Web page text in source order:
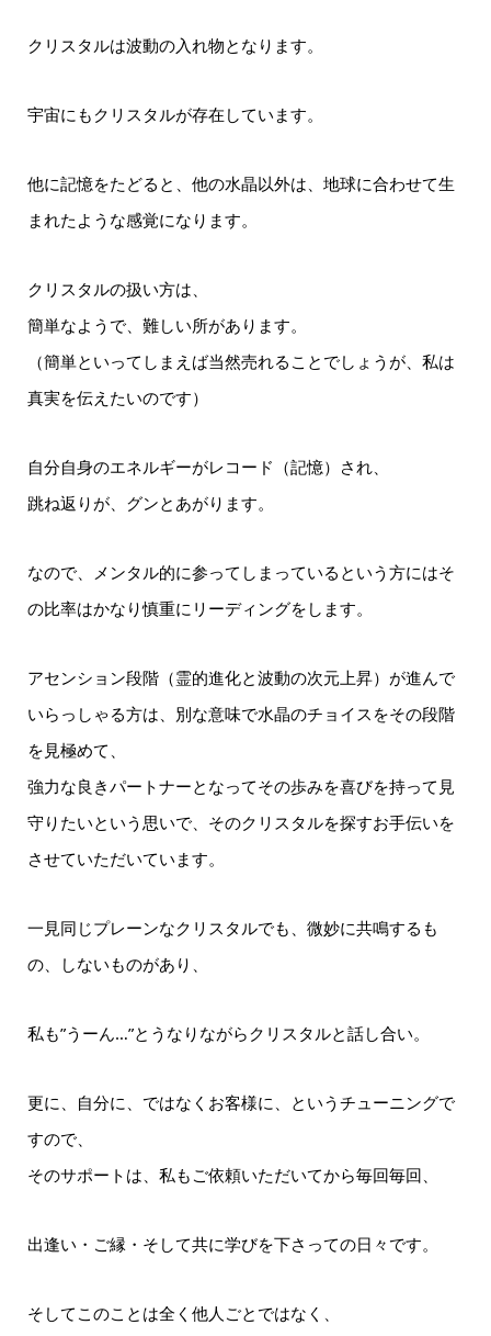
クリスタルは波動の入れ物となります。
宇宙にもクリスタルが存在しています。
他に記憶をたどると、他の水晶以外は、地球に合わせて生
まれたような感覚になります。
クリスタルの扱い方は、
簡単なようで、難しい所があります。
（簡単といってしまえば当然売れることでしょうが、私は
真実を伝えたいのです）
自分自身のエネルギーがレコード（記憶）され、
跳ね返りが、グンとあがります。
なので、メンタル的に参ってしまっているという方にはそ
の比率はかなり慎重にリーディングをします。
アセンション段階（霊的進化と波動の次元上昇）が進んで
いらっしゃる方は、別な意味で水晶のチョイスをその段階
を見極めて、
強力な良きパートナーとなってその歩みを喜びを持って見
守りたいという思いで、そのクリスタルを探すお手伝いを
させていただいています。
一見同じプレーンなクリスタルでも、微妙に共鳴するも
の、しないものがあり、
私も”うーん…”とうなりながらクリスタルと話し合い。
更に、自分に、ではなくお客様に、というチューニングで
すので、
そのサポートは、私もご依頼いただいてから毎回毎回、
出逢い・ご縁・そして共に学びを下さっての日々です。
そしてこのことは全く他人ごとではなく、